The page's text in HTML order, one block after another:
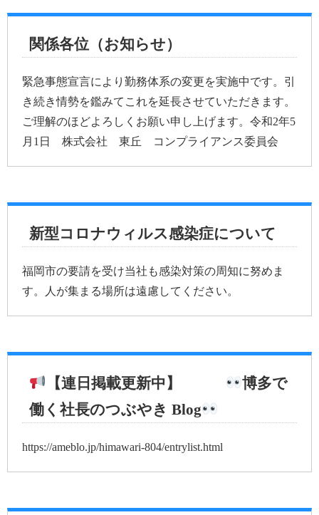
関係各位（お知らせ）
緊急事態宣言により勤務体系の変更を実施中です。引
き続き情勢を鑑みてこれを延長させていただきます。
ご理解のほどよろしくお願い申し上げます。令和2年5
月1日 株式会社 東丘 コンプライアンス委員会
新型コロナウィルス感染症について
福岡市の要請を受け当社も感染対策の周知に努めま
す。人が集まる場所は遠慮してください。
【連日掲載更新中】
博多で
働く社長のつぶやき Blog
https://ameblo.jp/himawari-804/entrylist.html